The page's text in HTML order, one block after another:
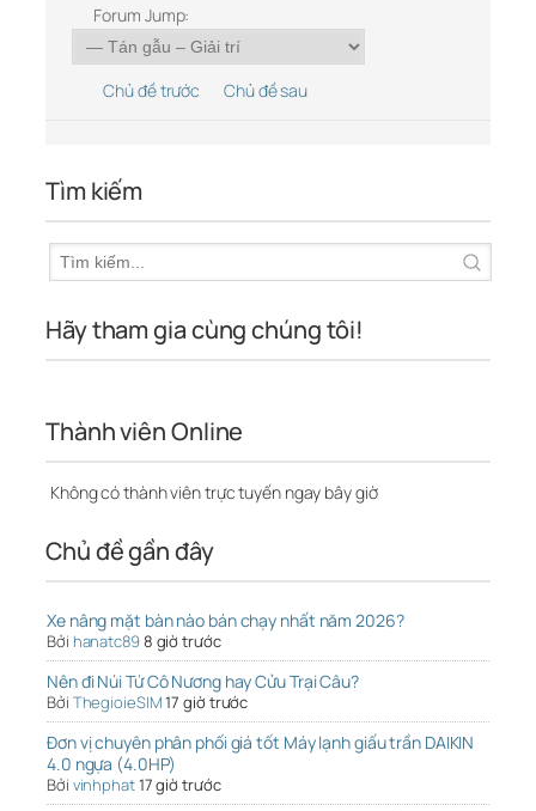
Forum Jump:
Chủ đề trước Chủ đề sau
Tìm kiếm
Hãy tham gia cùng chúng tôi!
Thành viên Online
Không có thành viên trực tuyến ngay bây giờ
Chủ đề gần đây
Xe nâng mặt bàn nào bán chạy nhất năm 2026?
Bởi hanatc898 giờ trước
Nên đi Núi Tứ Cô Nương hay Cửu Trại Câu?
Bởi ThegioieSIM17 giờ trước
Đơn vị chuyên phân phối giá tốt Máy lạnh giấu trần DAIKIN
4.0 ngựa (4.0HP)
Bởi vinhphat17 giờ trước